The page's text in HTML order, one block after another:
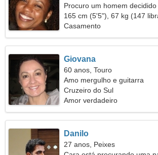
Procuro um homem
165 cm (5'5"), 67 kg (147
Casamento
Giovana
60 anos, Touro
Amo mergulho e guitarra
Cruzeiro do Sul
Amor verdadeiro
Danilo
27 anos, Peixes